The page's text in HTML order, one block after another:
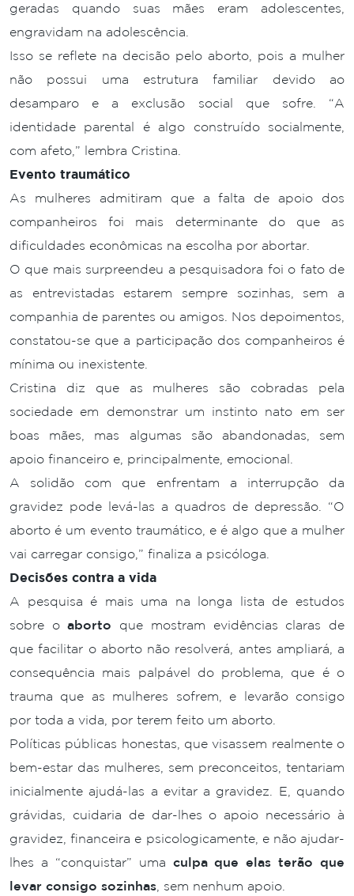
geradas quando suas mães eram adolescentes,
engravidam na adolescência.
Isso se reflete na decisão pelo aborto, pois a mulher
não possui uma estrutura familiar devido ao
desamparo e a exclusão social que sofre. “A
identidade parental é algo construído socialmente,
com afeto,” lembra Cristina.
Evento traumático
As mulheres admitiram que a falta de apoio dos
companheiros foi mais determinante do que as
dificuldades econômicas na escolha por abortar.
O que mais surpreendeu a pesquisadora foi o fato de
as entrevistadas estarem sempre sozinhas, sem a
companhia de parentes ou amigos. Nos depoimentos,
constatou-se que a participação dos companheiros é
mínima ou inexistente.
Cristina diz que as mulheres são cobradas pela
sociedade em demonstrar um instinto nato em ser
boas mães, mas algumas são abandonadas, sem
apoio financeiro e, principalmente, emocional.
A solidão com que enfrentam a interrupção da
gravidez pode levá-las a quadros de depressão. “O
aborto é um evento traumático, e é algo que a mulher
vai carregar consigo,” finaliza a psicóloga.
Decisões contra a vida
A pesquisa é mais uma na longa lista de estudos
sobre oaborto que mostram evidências claras de
que facilitar o aborto não resolverá, antes ampliará, a
consequência mais palpável do problema, que é o
trauma que as mulheres sofrem, e levarão consigo
por toda a vida, por terem feito um aborto.
Políticas públicas honestas, que visassem realmente o
bem-estar das mulheres, sem preconceitos, tentariam
inicialmente ajudá-las a evitar a gravidez. E, quando
grávidas, cuidaria de dar-lhes o apoio necessário à
gravidez, financeira e psicologicamente, e não ajudar-
lhes a “conquistar” uma culpa que elas terão que
levar consigo sozinhas , sem nenhum apoio.